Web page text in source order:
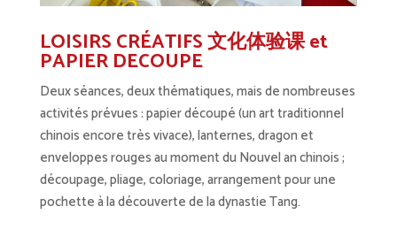
LOISIRS CRÉATIFS 文化体验课 et
PAPIER DECOUPE
Deux séances, deux thématiques, mais de nombreuses
activités prévues : papier découpé (un art traditionnel
chinois encore très vivace), lanternes, dragon et
enveloppes rouges au moment du Nouvel an chinois ;
découpage, pliage, coloriage, arrangement pour une
pochette à la découverte de la dynastie Tang.